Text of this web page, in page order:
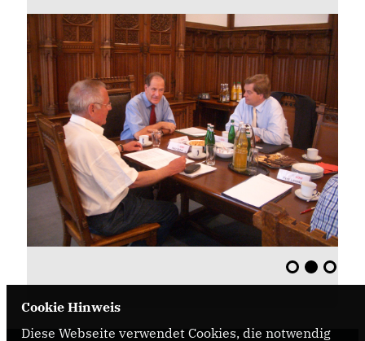
Cookie Hinweis
Diese Webseite verwendet Cookies, die notwendig